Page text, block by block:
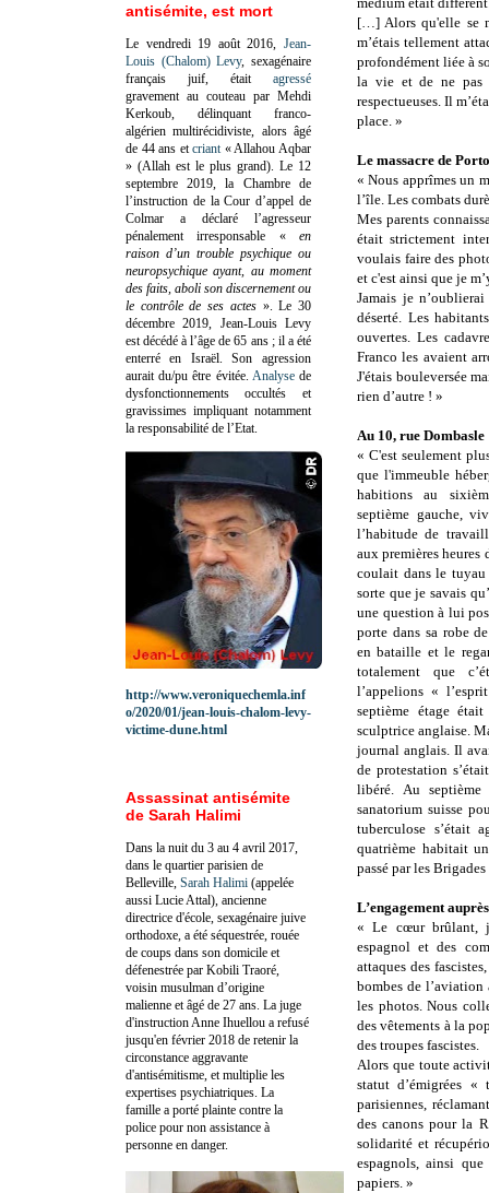
[…] Alors qu'elle se
m’étais tellement
profondément liée à
la vie et de ne pas
respectueuses. Il
place. »
Le massacre de
« Nous apprîmes un
l’île. Les combats
Mes parents
était strictement
voulais faire des
et c'est ainsi que je
Jamais je
déserté. Les
ouvertes. Les
Franco les avaient
J'étais bouleversée
rien d’autre ! »
Au 10, rue
« C'est seulement
que l'immeuble
habitions au
septième gauche,
l’habitude de
aux premières heures
coulait dans le tuyau
sorte que je savais
une question à lui
porte dans sa robe
en bataille et le
totalement que
l’appelions «
septième étage
sculptrice anglaise.
journal anglais. Il
de protestation
libéré. Au
sanatorium suisse
tuberculose s’était
quatrième habitait
passé par les
L’engagement
« Le cœur brûlant,
espagnol et des
attaques des
bombes de
les photos. Nous
des vêtements à la
des troupes fascistes.
Alors que toute
statut d’émigrées «
parisiennes,
des canons pour la
solidarité et
espagnols, ainsi
papiers. »
antisémite, est mort
Le vendredi 19 août 2016, Jean-
Louis (Chalom) Levy, sexagénaire
français juif, était agressé
gravement au couteau par Mehdi
Kerkoub, délinquant franco-
algérien multirécidiviste, alors âgé
de 44 ans etcriant « Allahou Aqbar
» (Allah est le plus grand). Le 12
septembre 2019, la Chambre de
l’instruction de la Cour d’appel de
Colmar a déclaré l’agresseur
pénalement irresponsable «en
raison d’un trouble psychique ou
neuropsychique ayant, au moment
des faits, aboli son discernement ou
le contrôle de ses actes». Le 30
décembre 2019, Jean-Louis Levy
est décédé à l’âge de 65 ans ; il a été
enterré en Israël. Son agression
aurait du/pu être évitée. Analysede
dysfonctionnements occultés et
gravissimes impliquant notamment
la responsabilité de l’Etat.
http://www.veroniquechemla.inf
o/2020/01/jean-louis-chalom-levy-
victime-dune.html
Assassinat antisémite
de Sarah Halimi
Dans la nuit du 3 au 4 avril 2017,
dans le quartier parisien de
Belleville, Sarah Halimi (appelée
aussi Lucie Attal), ancienne
directrice d'école, sexagénaire juive
orthodoxe, a été séquestrée, rouée
de coups dans son domicile et
défenestrée par Kobili Traoré,
voisin musulman d’origine
malienne et âgé de 27 ans. La juge
d'instruction Anne Ihuellou a refusé
jusqu'en février 2018 de retenir la
circonstance aggravante
d'antisémitisme, et multiplie les
expertises psychiatriques. La
famille a porté plainte contre la
police pour non assistance à
personne en danger.